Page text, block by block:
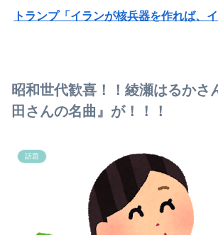
【8月】更年期の方だけで励まし合いたい
昭和世代歓喜！！綾瀬はるかさ
田さんの名曲』が！！！
話題